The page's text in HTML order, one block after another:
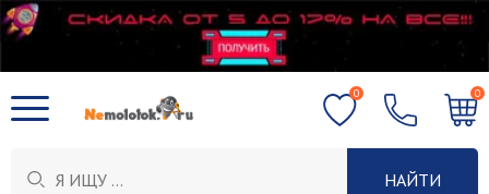
НАЙТИ
0 0